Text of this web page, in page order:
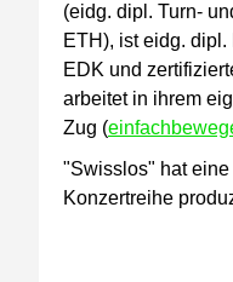
(eidg. dipl. Turn-
ETH), ist eidg.
EDK und
arbeitet in ihrem
Zug (
"Swisslos" hat eine
Konzertreihe